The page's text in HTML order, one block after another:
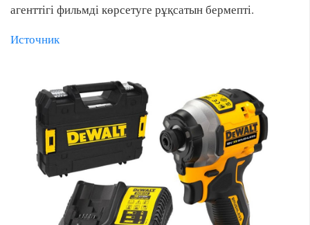
агенттігі фильмді көрсетуге рұқсатын бермепті.
Источник